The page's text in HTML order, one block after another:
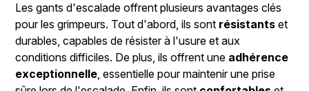
Les gants d'escalade offrent plusieurs avantages clés
pour les grimpeurs. Tout d'abord, ils sont résistants et
durables, capables de résister à l'usure et aux
conditions difficiles. De plus, ils offrent une adhérence
exceptionnelle, essentielle pour maintenir une prise